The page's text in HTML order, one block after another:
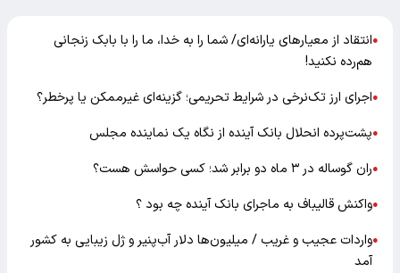
●انتقاد از معیارهای یارانه‌ای/ شما را به خدا، ما را با بابک زنجانی
هم‌رده نکنید!
●اجرای ارز تک‌نرخی در شرایط تحریمی؛ گزینه‌ای غیرممکن یا پرخطر؟
●پشت‌پرده انحلال بانک آینده از نگاه یک نماینده مجلس
●ران گوساله در ۳ ماه دو برابر شد؛ کسی حواسش هست؟
●واکنش قالیباف به ماجرای بانک آینده چه بود ؟
●واردات عجیب و غریب / میلیون‌ها دلار آب‌پنیر و ژل زیبایی به کشور
آمد